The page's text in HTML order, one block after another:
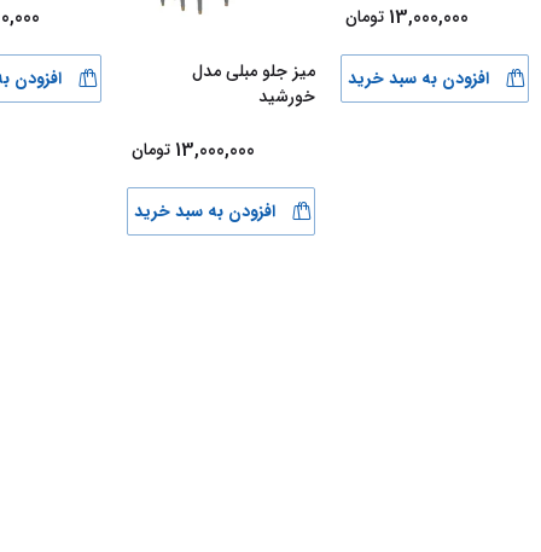
13,000,000 تومان
افزودن به سبد خرید
میز جلو مبلی مدل
خورشید
13,000,000 تومان
افزودن به سبد خرید
افزودن